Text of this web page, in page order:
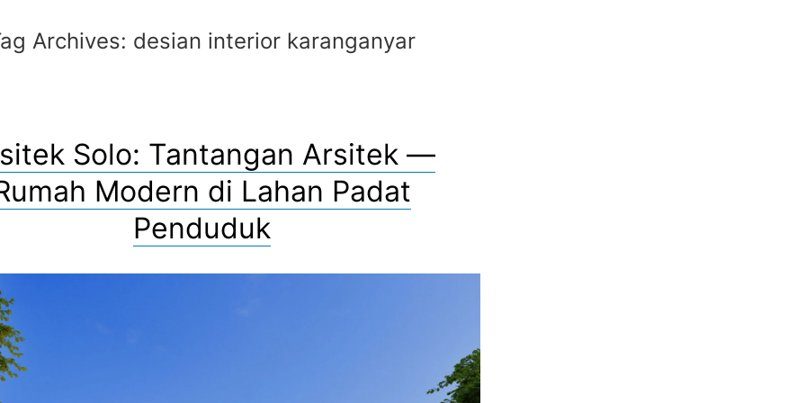
Archives: desian interior karanganyar
Solo: Tantangan Arsitek —
Modern di Lahan Padat
Penduduk